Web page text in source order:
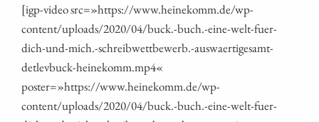
[igp-video src=»https://www.heinekomm.de/wp-
content/uploads/2020/04/buck.-buch.-eine-welt-fuer-
dich-und-mich.-schreibwettbewerb.-auswaertigesamt-
detlevbuck-heinekomm.mp4«
poster=»https://www.heinekomm.de/wp-
content/uploads/2020/04/buck.-buch.-eine-welt-fuer-